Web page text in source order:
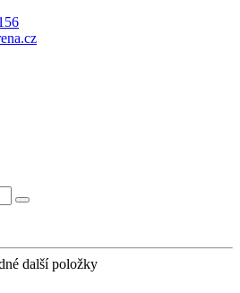
další položky